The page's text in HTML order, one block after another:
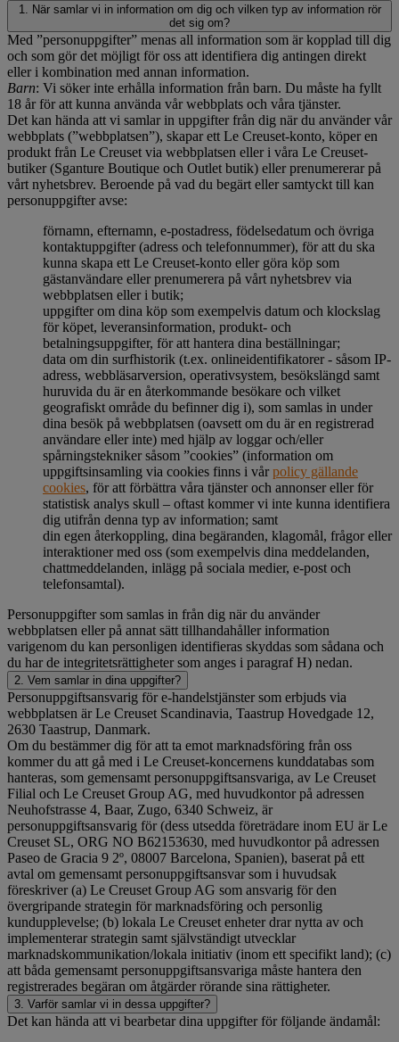
1. När samlar vi in information om dig och vilken typ av information rör
det sig om?
Med ”personuppgifter” menas all information som är kopplad till dig
och som gör det möjligt för oss att identifiera dig antingen direkt
eller i kombination med annan information.
Barn: Vi söker inte erhålla information från barn. Du måste ha fyllt
18 år för att kunna använda vår webbplats och våra tjänster.
Det kan hända att vi samlar in uppgifter från dig när du använder vår
webbplats (”webbplatsen”), skapar ett Le Creuset-konto, köper en
produkt från Le Creuset via webbplatsen eller i våra Le Creuset-
butiker (Sganture Boutique och Outlet butik) eller prenumererar på
vårt nyhetsbrev. Beroende på vad du begärt eller samtyckt till kan
personuppgifter avse:
förnamn, efternamn, e-postadress, födelsedatum och övriga
kontaktuppgifter (adress och telefonnummer), för att du ska
kunna skapa ett Le Creuset-konto eller göra köp som
gästanvändare eller prenumerera på vårt nyhetsbrev via
webbplatsen eller i butik;
uppgifter om dina köp som exempelvis datum och klockslag
för köpet, leveransinformation, produkt- och
betalningsuppgifter, för att hantera dina beställningar;
data om din surfhistorik (t.ex. onlineidentifikatorer - såsom IP-
adress, webbläsarversion, operativsystem, besökslängd samt
huruvida du är en återkommande besökare och vilket
geografiskt område du befinner dig i), som samlas in under
dina besök på webbplatsen (oavsett om du är en registrerad
användare eller inte) med hjälp av loggar och/eller
spårningstekniker såsom ”cookies” (information om
uppgiftsinsamling via cookies finns i vårpolicy gällande
cookies, för att förbättra våra tjänster och annonser eller för
statistisk analys skull – oftast kommer vi inte kunna identifiera
dig utifrån denna typ av information; samt
din egen återkoppling, dina begäranden, klagomål, frågor eller
interaktioner med oss (som exempelvis dina meddelanden,
chattmeddelanden, inlägg på sociala medier, e-post och
telefonsamtal).
Personuppgifter som samlas in från dig när du använder
webbplatsen eller på annat sätt tillhandahåller information
varigenom du kan personligen identifieras skyddas som sådana och
du har de integritetsrättigheter som anges i paragraf H) nedan.
2. Vem samlar in dina uppgifter?
Personuppgiftsansvarig för e-handelstjänster som erbjuds via
webbplatsen är Le Creuset Scandinavia, Taastrup Hovedgade 12,
2630 Taastrup, Danmark.
Om du bestämmer dig för att ta emot marknadsföring från oss
kommer du att gå med i Le Creuset-koncernens kunddatabas som
hanteras, som gemensamt personuppgiftsansvariga, av Le Creuset
Filial och Le Creuset Group AG, med huvudkontor på adressen
Neuhofstrasse 4, Baar, Zugo, 6340 Schweiz, är
personuppgiftsansvarig för (dess utsedda företrädare inom EU är Le
Creuset SL, ORG NO B62153630, med huvudkontor på adressen
Paseo de Gracia 9 2º, 08007 Barcelona, Spanien), baserat på ett
avtal om gemensamt personuppgiftsansvar som i huvudsak
föreskriver (a) Le Creuset Group AG som ansvarig för den
övergripande strategin för marknadsföring och personlig
kundupplevelse; (b) lokala Le Creuset enheter drar nytta av och
implementerar strategin samt självständigt utvecklar
marknadskommunikation/lokala initiativ (inom ett specifikt land); (c)
att båda gemensamt personuppgiftsansvariga måste hantera den
registrerades begäran om åtgärder rörande sina rättigheter.
3. Varför samlar vi in dessa uppgifter?
Det kan hända att vi bearbetar dina uppgifter för följande ändamål: